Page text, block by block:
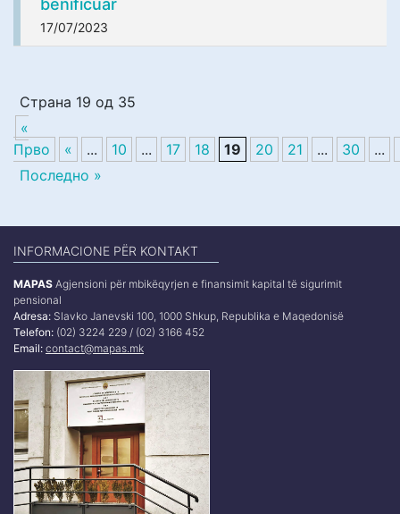
17/07/2023
Страна 19 од 35
«
Прво
« ... 10 ... 17 18 19 20 21 ... 30 ...
Последно »
INFORMACIONE PËR KONTAKT
MAPAS Agjensioni për mbikëqyrjen e finansimit kapital të sigurimit
pensional
Adresa: Slavko Janevski 100, 1000 Shkup, Republika e Maqedonisë
Telefon: (02) 3224 229 / (02) 3166 452
Email: contact@mapas.mk